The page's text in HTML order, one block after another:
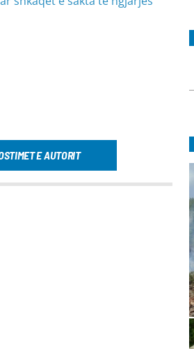
E AUTORIT